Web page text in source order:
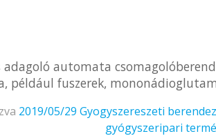
adagoló automata
például fuszerek,
2019/05/29 Gyogyszereszeti
gyógyszeripari